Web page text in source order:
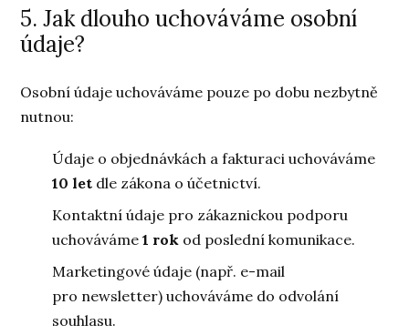
5. Jak dlouho uchováváme osobní
údaje?
Osobní údaje uchováváme pouze po dobu nezbytně
nutnou:
Údaje o objednávkách a fakturaci uchováváme
10 let dle zákona o účetnictví.
Kontaktní údaje pro zákaznickou podporu
uchováváme1 rok od poslední komunikace.
Marketingové údaje (např. e-mail
pro newsletter) uchováváme do odvolání
souhlasu.